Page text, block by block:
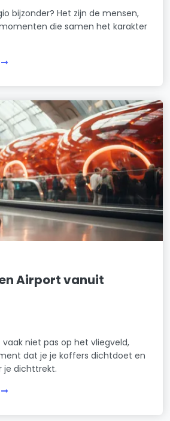
bijzonder? Het zijn de mensen,
die samen het karakter
Airport vanuit
vaak niet pas op het vliegveld,
dat je je koffers dichtdoet en
je dichttrekt.